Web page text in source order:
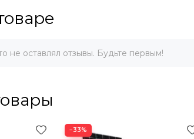
не оставлял отзывы. Будьте первым!
−33%